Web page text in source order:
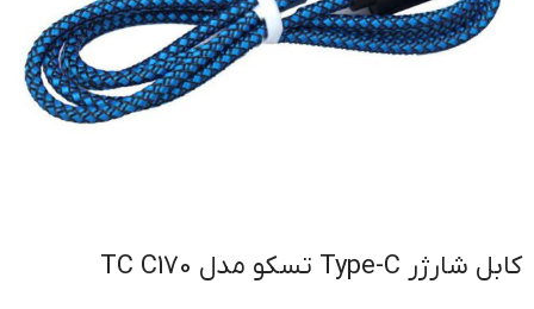
کابل شارژر Type-C تسکو مدل TC C170